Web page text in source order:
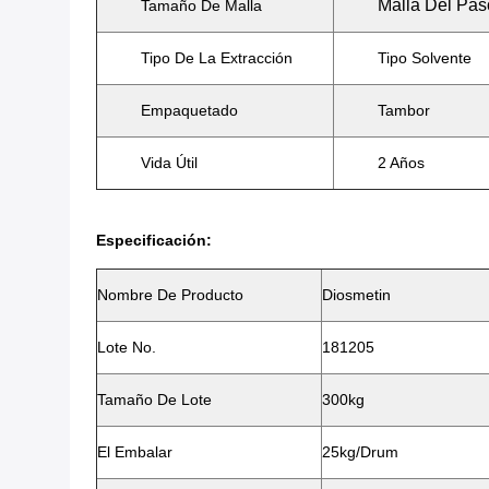
Tamaño De Malla Malla Del
Tipo De La Extracción Tipo Solvente
Empaquetado Tambor
Vida Útil 2 Años
Especificación:
Nombre De Producto Diosmetin
Lote No. 181205
Tamaño De Lote 300kg
El Embalar 25kg/drum